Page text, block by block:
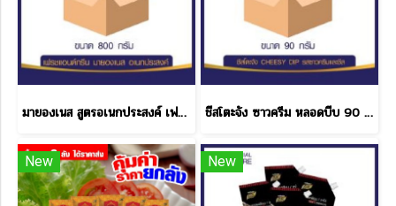
มายองเนส สูตรอเนกประสงค์ เฟรช & กรีน ขนาด 800 กรัม 1 ลัง ชีสโตะจัง ซาวครีม หลอดบีบ 90 กรัม ราคาส่ง
New New